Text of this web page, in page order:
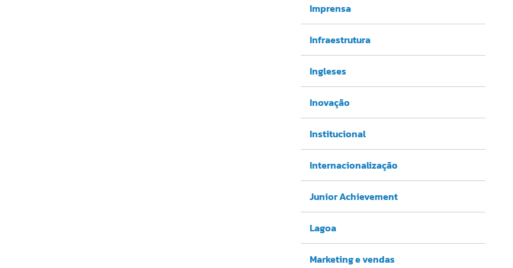
Imprensa
Infraestrutura
Ingleses
Inovação
Institucional
Internacionalização
Junior Achievement
Lagoa
Marketing e vendas